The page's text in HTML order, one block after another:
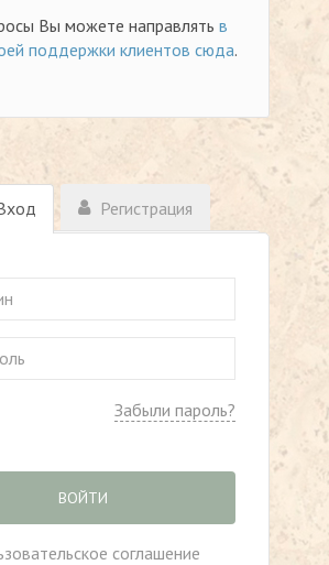
Вы можете направлять в
поддержки клиентов сюда.
Регистрация
Забыли пароль?
ВОЙТИ
соглашение